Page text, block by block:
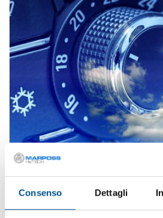
Consenso Dettagli
· Industria automobilistica --
aria